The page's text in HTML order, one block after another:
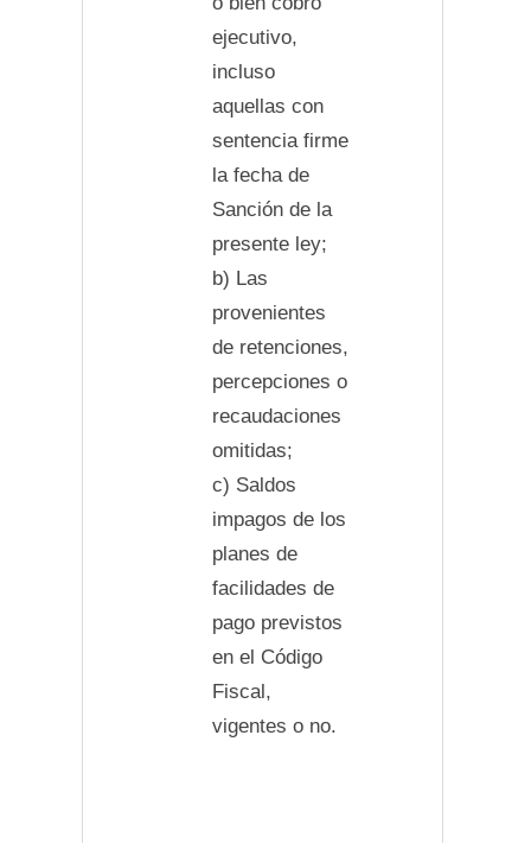
ejecutivo,
incluso
aquellas con
sentencia firme
la fecha de
Sanción de la
presente ley;
b) Las
provenientes
de retenciones,
percepciones o
recaudaciones
omitidas;
c) Saldos
impagos de los
planes de
facilidades de
pago previstos
en el Código
Fiscal,
vigentes o no.